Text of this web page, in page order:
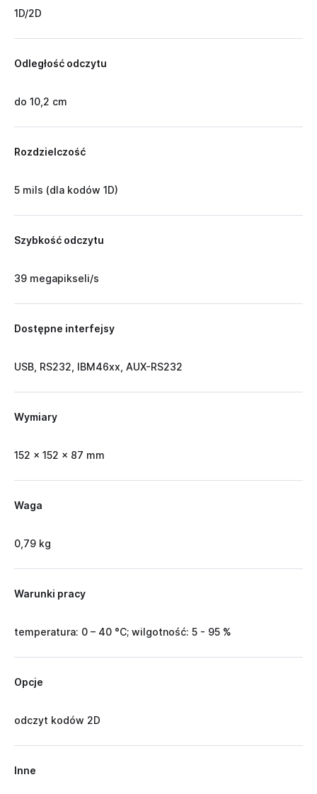
1D/2D
Odległość odczytu
do 10,2 cm
Rozdzielczość
5 mils (dla kodów 1D)
Szybkość odczytu
39 megapikseli/s
Dostępne interfejsy
USB, RS232, IBM46xx, AUX-RS232
Wymiary
152 x 152 x 87 mm
Waga
0,79 kg
Warunki pracy
temperatura: 0 – 40 °C; wilgotność: 5 - 95 %
Opcje
odczyt kodów 2D
Inne